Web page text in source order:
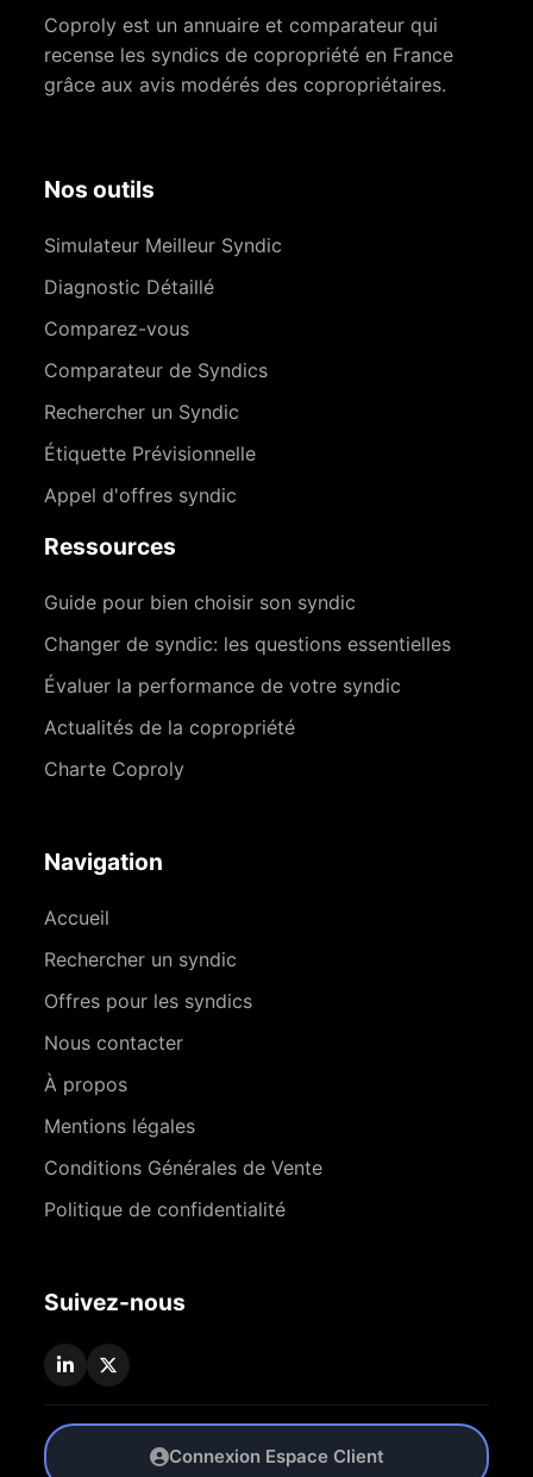
Coproly est un annuaire et comparateur qui
recense les syndics de copropriété en France
grâce aux avis modérés des copropriétaires.
Nos outils
Simulateur Meilleur Syndic
Diagnostic Détaillé
Comparez-vous
Comparateur de Syndics
Rechercher un Syndic
Étiquette Prévisionnelle
Appel d'offres syndic
Ressources
Guide pour bien choisir son syndic
Changer de syndic: les questions essentielles
Évaluer la performance de votre syndic
Actualités de la copropriété
Charte Coproly
Navigation
Accueil
Rechercher un syndic
Offres pour les syndics
Nous contacter
À propos
Mentions légales
Conditions Générales de Vente
Politique de confidentialité
Suivez-nous
Connexion Espace Client